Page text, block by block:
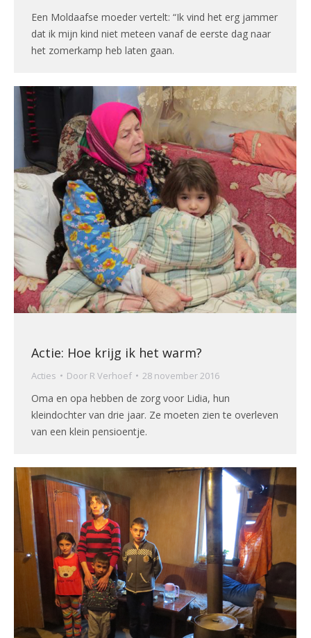
Een Moldaafse moeder vertelt: “Ik vind het erg jammer
dat ik mijn kind niet meteen vanaf de eerste dag naar
het zomerkamp heb laten gaan.
Actie: Hoe krijg ik het warm?
Acties Door R Verhoef 28 november 2016
Oma en opa hebben de zorg voor Lidia, hun
kleindochter van drie jaar. Ze moeten zien te overleven
van een klein pensioentje.